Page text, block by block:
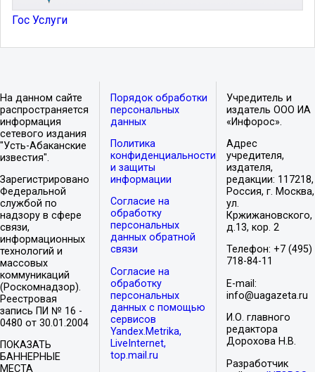
Гос Услуги
На данном сайте
распространяется
информация
сетевого издания
"Усть-Абаканские
известия".
Зарегистрировано
Федеральной
службой по
надзору в сфере
связи,
информационных
технологий и
массовых
коммуникаций
(Роскомнадзор).
Реестровая
запись ПИ № 16 -
0480 от 30.01.2004
ПОКАЗАТЬ
БАННЕРНЫЕ
МЕСТА
Порядок обработки
персональных
данных
Политика
конфиденциальности
и защиты
информации
Согласие на
обработку
персональных
данных обратной
связи
Согласие на
обработку
персональных
данных с помощью
сервисов
Yandex.Metrika,
LiveInternet,
top.mail.ru
Учредитель и
издатель ООО ИА
«Инфорос».
Адрес
учредителя,
издателя,
редакции: 117218,
Россия, г. Москва,
ул.
Кржижановского,
д.13, кор. 2
Телефон: +7 (495)
718-84-11
E-mail:
info@uagazeta.ru
И.О. главного
редактора
Дорохова Н.В.
Разработчик